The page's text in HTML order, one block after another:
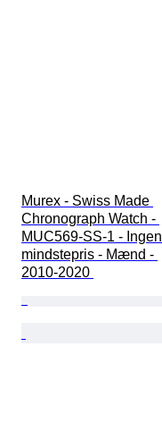
Murex - Swiss Made
Chronograph Watch -
MUC569-SS-1 - Ingen
mindstepris - Mænd -
2010-2020